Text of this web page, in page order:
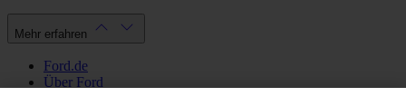
Mehr erfahren
Ford.de
Über Ford